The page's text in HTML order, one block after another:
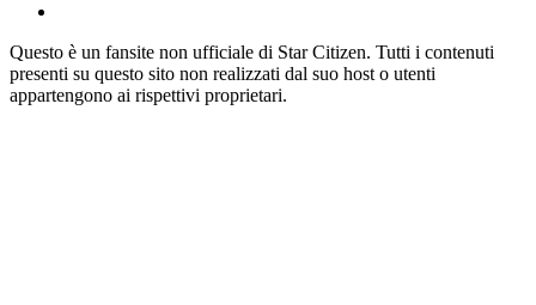
Questo è un fansite non ufficiale di Star Citizen. Tutti i contenuti
presenti su questo sito non realizzati dal suo host o utenti
appartengono ai rispettivi proprietari.